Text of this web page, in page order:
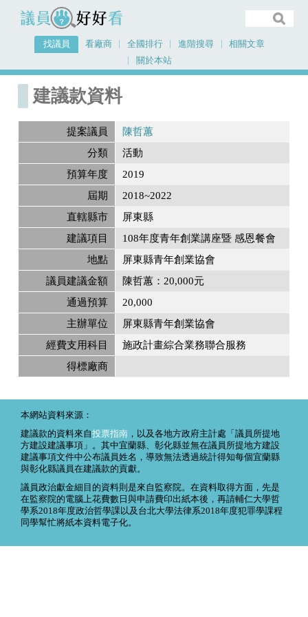
議員好好看
找議員 看廠商 全國排行 進階搜尋
相關文章
關於本站
首頁
建議款資料
提案議員
陳哲蕙
分類
活動
預算年度
2019
屆期
2018~2022
直轄縣市
屏東縣
建議項目
108年度青年創業講座暨 感恩餐會
地點
屏東縣青年創業協會
議員建議金額
陳哲蕙：20,000元
通過預算
20,000
主辦單位
屏東縣青年創業協會
經費支用科目
施政計畫綜合業務聯合服務
得標廠商
本網站資料來源：
建議款的資料來自投票指南 ，以及各地方政府主計處「議員所提地
方建設建議事項」。其中宜蘭縣、彰化縣並無在議員所提地方建設
建議事項文件中公布議員姓名，導致無法透過統計得知每個宜蘭縣
與彰化縣議員在建議款的貢獻。
議員政治獻金細目的資料則是來自監察院。在資料取得方面，先是
在監察院的電腦上花費數日與申請費印出紙本後，再請輔仁大學哲
學系2018年度政治哲學課以及台北大學法律系2018年度犯罪學課程
同學幫忙將紙本資料電子化。